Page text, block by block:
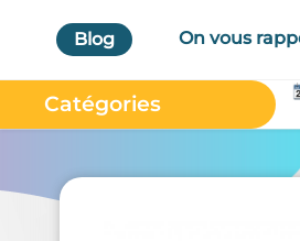
Blog On vous
Catégories
Au Bureau